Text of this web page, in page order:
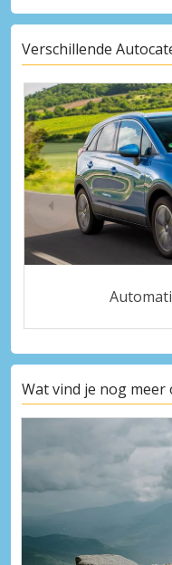
Verschillende
Wat vind je nog meer